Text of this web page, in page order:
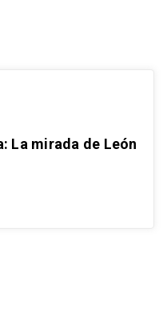
La mirada de León